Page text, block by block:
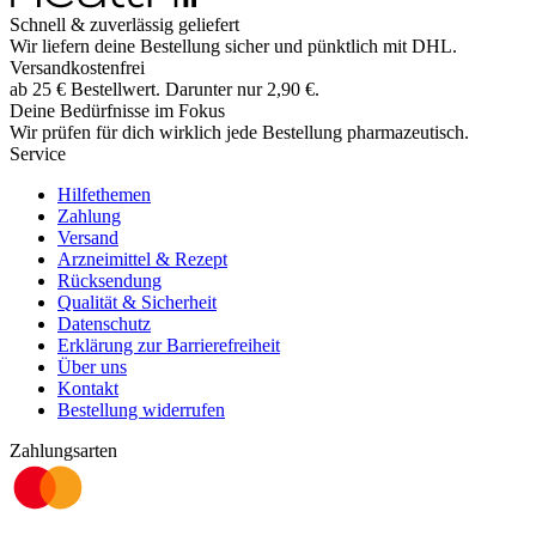
Schnell & zuverlässig geliefert
Wir liefern deine Bestellung sicher und pünktlich mit DHL.
Versandkostenfrei
ab 25 € Bestellwert. Darunter nur 2,90 €.
Deine Bedürfnisse im Fokus
Wir prüfen für dich wirklich jede Bestellung pharmazeutisch.
Service
Hilfethemen
Zahlung
Versand
Arzneimittel & Rezept
Rücksendung
Qualität & Sicherheit
Datenschutz
Erklärung zur Barrierefreiheit
Über uns
Kontakt
Bestellung widerrufen
Zahlungsarten